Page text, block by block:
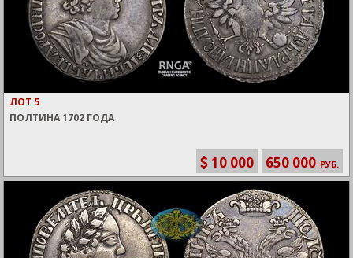
ЛОТ 5
ПОЛТИНА 1702 ГОДА
10 000 650 000 РУБ.